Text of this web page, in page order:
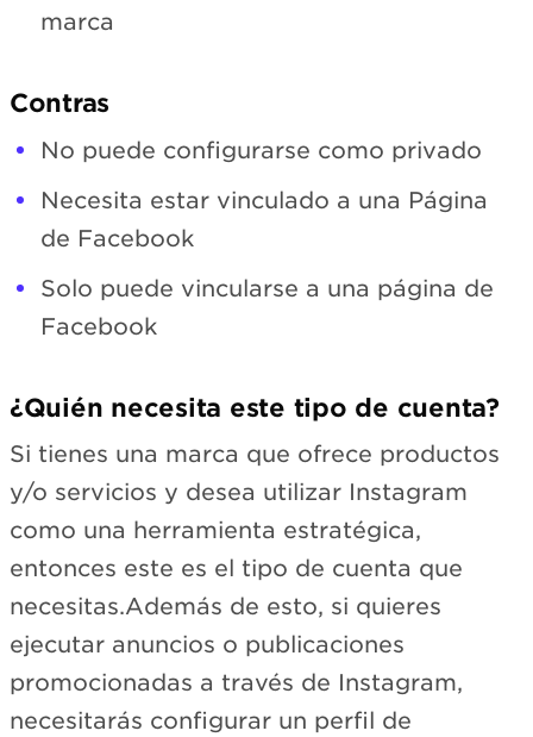
marca
Contras
No puede configurarse como privado
Necesita estar vinculado a una Página
de Facebook
Solo puede vincularse a una página de
Facebook
¿Quién necesita este tipo de cuenta?
Si tienes una marca que ofrece productos
y/o servicios y desea utilizar Instagram
como una herramienta estratégica,
entonces este es el tipo de cuenta que
necesitas.Además de esto, si quieres
ejecutar anuncios o publicaciones
promocionadas a través de Instagram,
necesitarás configurar un perfil de